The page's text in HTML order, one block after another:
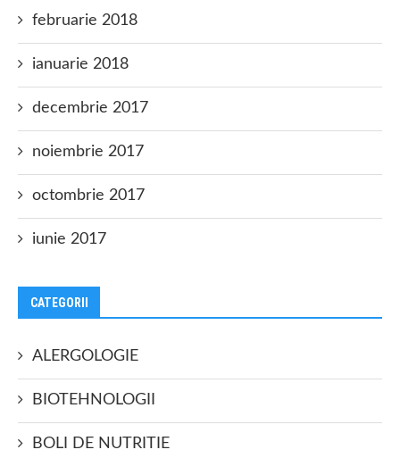
februarie 2018
ianuarie 2018
decembrie 2017
noiembrie 2017
octombrie 2017
iunie 2017
CATEGORII
ALERGOLOGIE
BIOTEHNOLOGII
BOLI DE NUTRITIE